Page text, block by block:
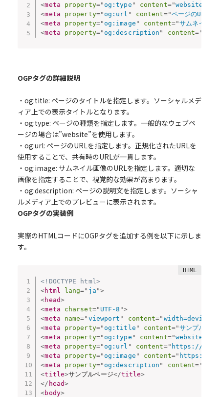
<meta property="og:type " content="website
<meta property="og:url " content="ページのURL
<meta property="og:image " content="サムネイル画
<meta property="og:description " content="
OGPタグの詳細説明
・og:title: ページのタイトルを指定します。ソーシャルメデ
ィア上での表示タイトルとなります。
・og:type: ページの種類を指定します。一般的なウェブペ
ージの場合は”website”を使用します。
・og:url: ページのURLを指定します。正規化されたURLを
使用することで、共有時のURLが一貫します。
・og:image: サムネイル画像のURLを指定します。適切な
画像を指定することで、視覚的な効果が高まります。
・og:description: ページの説明文を指定します。ソーシャ
ルメディア上でのプレビューに表示されます。
OGPタグの実装例
実際のHTMLコードにOGPタグを追加する例を以下に示しま
す。
<!DOCTYPE html>
<html lang=" ja ">
<head>
<meta charset=" UTF-8 ">
<meta name=" viewport " content="
<meta property="og:title " content="サンプルペ
<meta property="og:type " content="website
<meta property="og:url " content=" https://
<meta property="og:image " content=" https://
<meta property="og:description " content="
<title>サンプルページ</title>
</ head>
<body>